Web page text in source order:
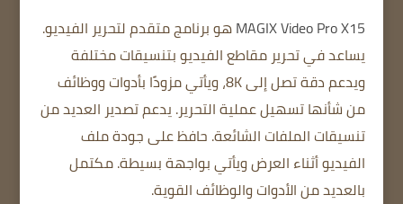
MAGIX Video Pro X15هو برنامج متقدم لتحرير الفيديو.
يساعد في تحرير مقاطع الفيديو بتنسيقات مختلفة
ويدعم دقة تصل إلى 8K، ويأتي مزودًا بأدوات ووظائف
من شأنها تسهيل عملية التحرير. يدعم تصدير العديد من
تنسيقات الملفات الشائعة. حافظ على جودة ملف
الفيديو أثناء العرض ويأتي بواجهة بسيطة. مكتمل
بالعديد من الأدوات والوظائف القوية.